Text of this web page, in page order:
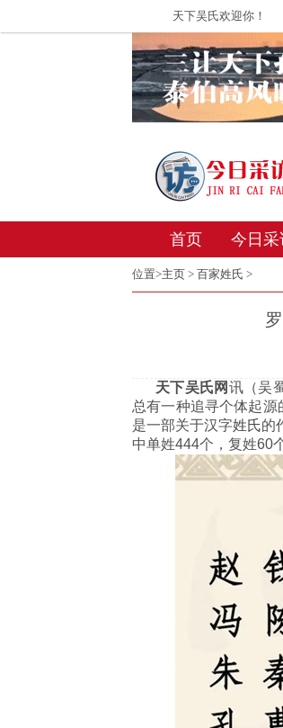
天下吴氏欢迎你！
首页 今日采
位置>主页 > 百家姓氏 >
天下吴氏网 讯（吴
总有一种追寻个体起源
是一部关于汉字姓氏的
中单姓444个，复姓60